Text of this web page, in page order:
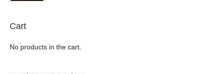
Cart
No products in the cart.